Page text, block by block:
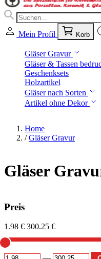
Mein Profil Korb
Gläser Gravur
Gläser & Tassen
Geschenksets
Holzartikel
Gläser nach Sorten
Artikel ohne Dekor
Home
/ Gläser Gravur
Gläser
Preis
1.98 € 300.25 €